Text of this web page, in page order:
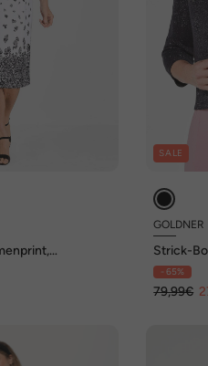
SALE
GOLDNER
Strick-
- 65%
79,99€